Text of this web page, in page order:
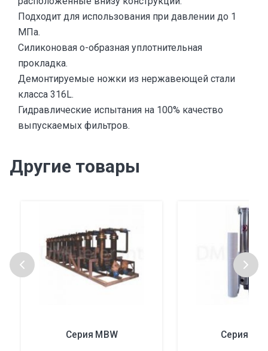
Подходит для использования при давлении до 1
МПа.
Силиконовая о-образная уплотнительная
прокладка.
Демонтируемые ножки из нержавеющей стали
класса 316L.
Гидравлические испытания на 100% качество
выпускаемых фильтров.
Другие товары
Серия MBW Серия HF-